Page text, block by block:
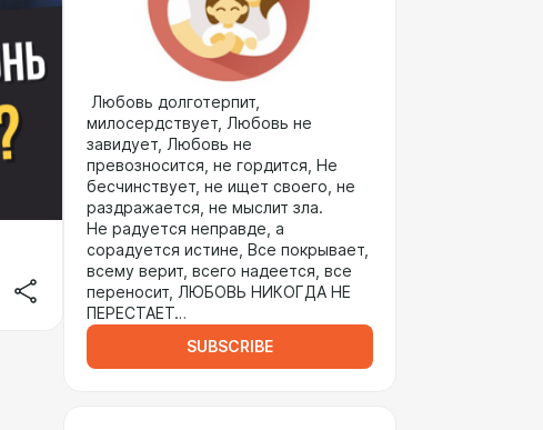
Любовь долготерпит,
милосердствует, Любовь не
завидует, Любовь не
превозносится, не гордится, Не
бесчинствует, не ищет своего, не
раздражается, не мыслит зла.
Не радуется неправде, а
сорадуется истине, Все покрывает,
всему верит, всего надеется, все
переносит, ЛЮБОВЬ НИКОГДА НЕ
ПЕРЕСТАЕТ…
SUBSCRIBE